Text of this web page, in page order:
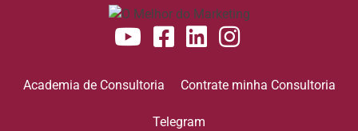
Academia de Consultoria Contrate minha Consultoria
Telegram